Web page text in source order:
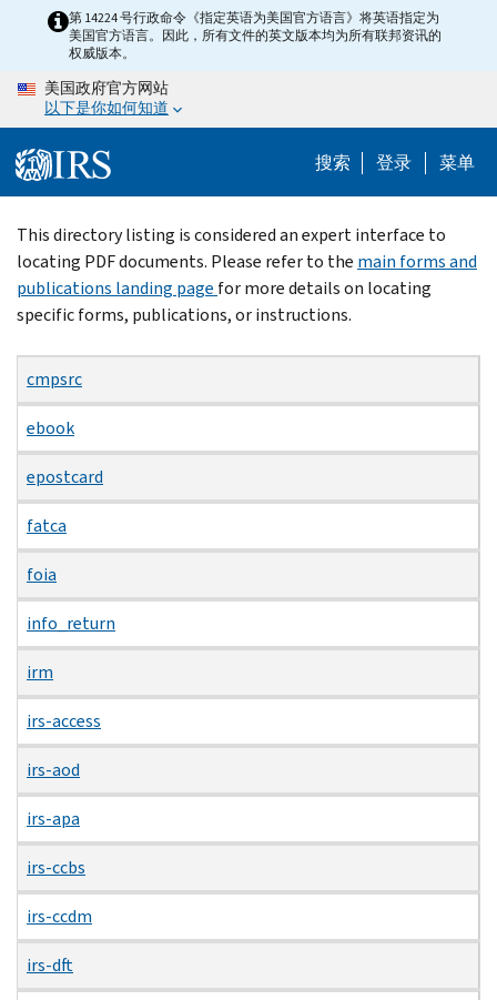
content
第 14224 号行政命令《指定英语为美国官方语言》将英语指定为
美国官方语言。因此，所有文件的英文版本均为所有联邦资讯的
权威版本。
美国政府官方网站
以下是你如何知道
搜索 登录 菜单
Beginning
of
main
content
This directory listing is considered an expert interface to
locating PDF documents. Please refer to the main forms and
publications landing page for more details on locating
specific forms, publications, or instructions.
cmpsrc
ebook
epostcard
fatca
foia
info_return
irm
irs-access
irs-aod
irs-apa
irs-ccbs
irs-ccdm
irs-dft